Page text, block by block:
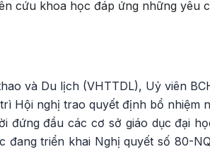
cứu khoa học đáp ứng những yêu
và Du lịch (VHTTDL), Uỷ viên
Hội nghị trao quyết định bổ nhiệm
đứng đầu các cơ sở giáo dục đại
triển khai Nghị quyết số 80-